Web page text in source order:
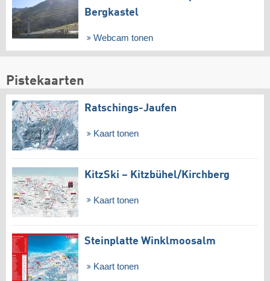
Bergkastel
Webcam tonen
Pistekaarten
Ratschings-Jaufen
Kaart tonen
KitzSki – Kitzbühel/​Kirchberg
Kaart tonen
Steinplatte Winklmoosalm
Kaart tonen